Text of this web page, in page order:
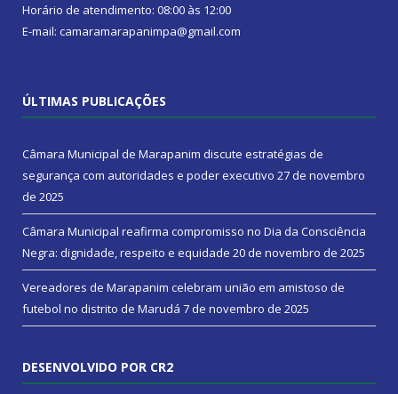
Horário de atendimento: 08:00 às 12:00
E-mail: camaramarapanimpa@gmail.com
ÚLTIMAS PUBLICAÇÕES
Câmara Municipal de Marapanim discute estratégias de
segurança com autoridades e poder executivo 27 de novembro
de 2025
Câmara Municipal reafirma compromisso no Dia da Consciência
Negra: dignidade, respeito e equidade 20 de novembro de 2025
Vereadores de Marapanim celebram união em amistoso de
futebol no distrito de Marudá 7 de novembro de 2025
DESENVOLVIDO POR CR2